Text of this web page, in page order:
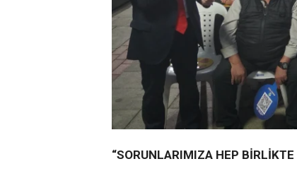
“SORUNLARIMIZA HEP BİRLİKTE